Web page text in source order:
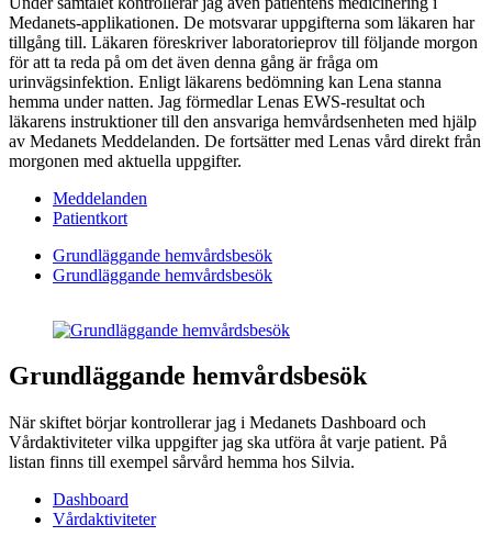
Medanets-applikationen. De motsvarar uppgifterna som läkaren har
tillgång till. Läkaren föreskriver laboratorieprov till följande morgon
för att ta reda på om det även denna gång är fråga om
urinvägsinfektion. Enligt läkarens bedömning kan Lena stanna
hemma under natten. Jag förmedlar Lenas EWS-resultat och
läkarens instruktioner till den ansvariga hemvårdsenheten med hjälp
av Medanets Meddelanden. De fortsätter med Lenas vård direkt från
morgonen med aktuella uppgifter.
Meddelanden
Patientkort
Grundläggande hemvårdsbesök
Grundläggande hemvårdsbesök
Grundläggande hemvårdsbesök
När skiftet börjar kontrollerar jag i Medanets Dashboard och
Vårdaktiviteter vilka uppgifter jag ska utföra åt varje patient. På
listan finns till exempel sårvård hemma hos Silvia.
Dashboard
Vårdaktiviteter